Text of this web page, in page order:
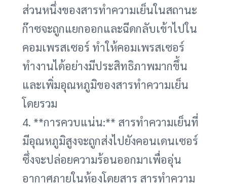
ส่วนหนึ่งของสารทำความเย็นในสถานะ
ก๊าซจะถูกแยกออกและฉีดกลับเข้าไปใน
คอมเพรสเซอร์ ทำให้คอมเพรสเซอร์
ทำงานได้อย่างมีประสิทธิภาพมากขึ้น
และเพิ่มอุณหภูมิของสารทำความเย็น
โดยรวม
4. **การควบแน่น:** สารทำความเย็นที่
มีอุณหภูมิสูงจะถูกส่งไปยังคอนเดนเซอร์
ซึ่งจะปล่อยความร้อนออกมาเพื่ออุ่น
อากาศภายในห้องโดยสาร สารทำความ